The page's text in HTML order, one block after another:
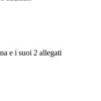
e i suoi 2 allegati